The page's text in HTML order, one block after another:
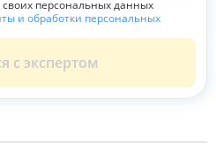
своих персональных данных
и обработки персональных
с экспертом